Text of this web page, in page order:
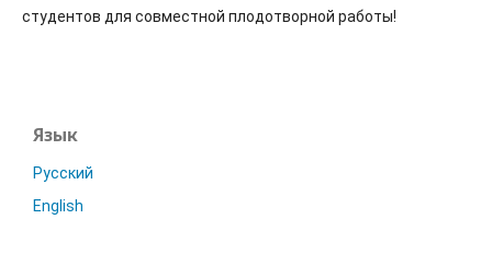
студентов для совместной плодотворной работы!
Язык
Русский
English